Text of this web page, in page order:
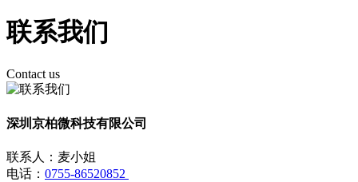
联系我们
Contact us
深圳京柏微科技有限公司
联系人：麦小姐
电话： 0755-86520852